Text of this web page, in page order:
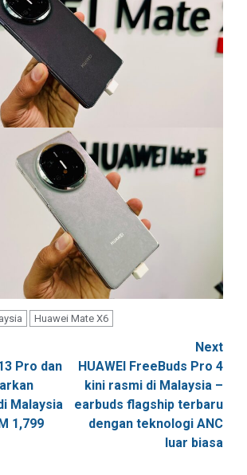
Huawei Mate X6
Pro dan
Malaysia
1,799
Next
HUAWEI FreeBuds Pro 4
kini rasmi di Malaysia –
earbuds flagship terbaru
dengan teknologi ANC
luar biasa